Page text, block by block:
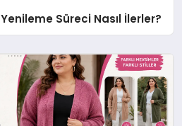
Süreci Nasıl İlerler?